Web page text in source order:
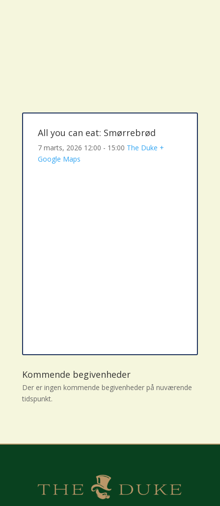
All you can eat: Smørrebrød
7 marts, 2026 12:00 - 15:00 The Duke +
Google Maps
Kommende begivenheder
Der er ingen kommende begivenheder på nuværende
tidspunkt.